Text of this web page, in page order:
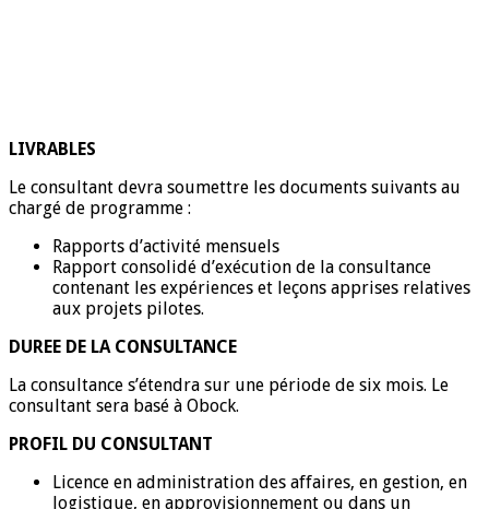
LIVRABLES
Le consultant devra soumettre les documents suivants au
chargé de programme :
Rapports d’activité mensuels
Rapport consolidé d’exécution de la consultance
contenant les expériences et leçons apprises relatives
aux projets pilotes.
DUREE DE LA CONSULTANCE
La consultance s’étendra sur une période de six mois. Le
consultant sera basé à Obock.
PROFIL DU CONSULTANT
Licence en administration des affaires, en gestion, en
logistique, en approvisionnement ou dans un